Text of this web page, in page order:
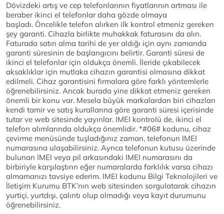
Dövizdeki artış ve cep telefonlarının fiyatlarının artması ile
beraber ikinci el telefonlar daha gözde olmaya
başladı. Öncelikle telefon alırken ilk kontrol etmeniz gereken
şey garanti. Cihazla birlikte muhakkak faturasını da alın.
Faturada satın alma tarihi de yer aldığı için aynı zamanda
garanti süresinin de başlangıcını belirtir. Garanti süresi de
ikinci el telefonlar için oldukça önemli. İleride çıkabilecek
aksaklıklar için mutlaka cihazın garantisi olmasına dikkat
edilmeli. Cihaz garantisini firmalara göre farklı yöntemlerle
öğrenebilirsiniz. Ancak burada yine dikkat etmeniz gereken
önemli bir konu var. Mesela büyük markalardan biri cihazları
kendi tamir ve satış kurallarına göre garanti süresi içerisinde
tutar ve web sitesinde yayınlar. IMEI kontrolü de, ikinci el
telefon alımlarında oldukça önemlidir. *#06# kodunu, cihaz
çevirme menüsünde tuşladığınız zaman, telefonun IMEI
numarasına ulaşabilirsiniz. Ayrıca telefonun kutusu üzerinde
bulunan IMEI veya pil arkasındaki IMEI numarasını da
birbiriyle karşılaştırın eğer numaralarda farklılık varsa cihazı
almamanızı tavsiye ederim. IMEI kodunu Bilgi Teknolojileri ve
İletişim Kurumu BTK’nın web sitesinden sorgulatarak cihazın
yurtiçi, yurtdışı, çalıntı olup olmadığı veya kayıt durumunu
öğrenebilirsiniz.